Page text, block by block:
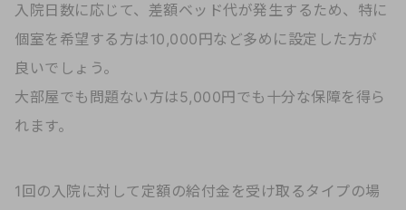
入院日数に応じて、差額ベッド代が発生するため、特に
個室を希望する方は10,000円など多めに設定した方が
良いでしょう。
大部屋でも問題ない方は5,000円でも十分な保障を得ら
れます。
1回の入院に対して定額の給付金を受け取るタイプの場